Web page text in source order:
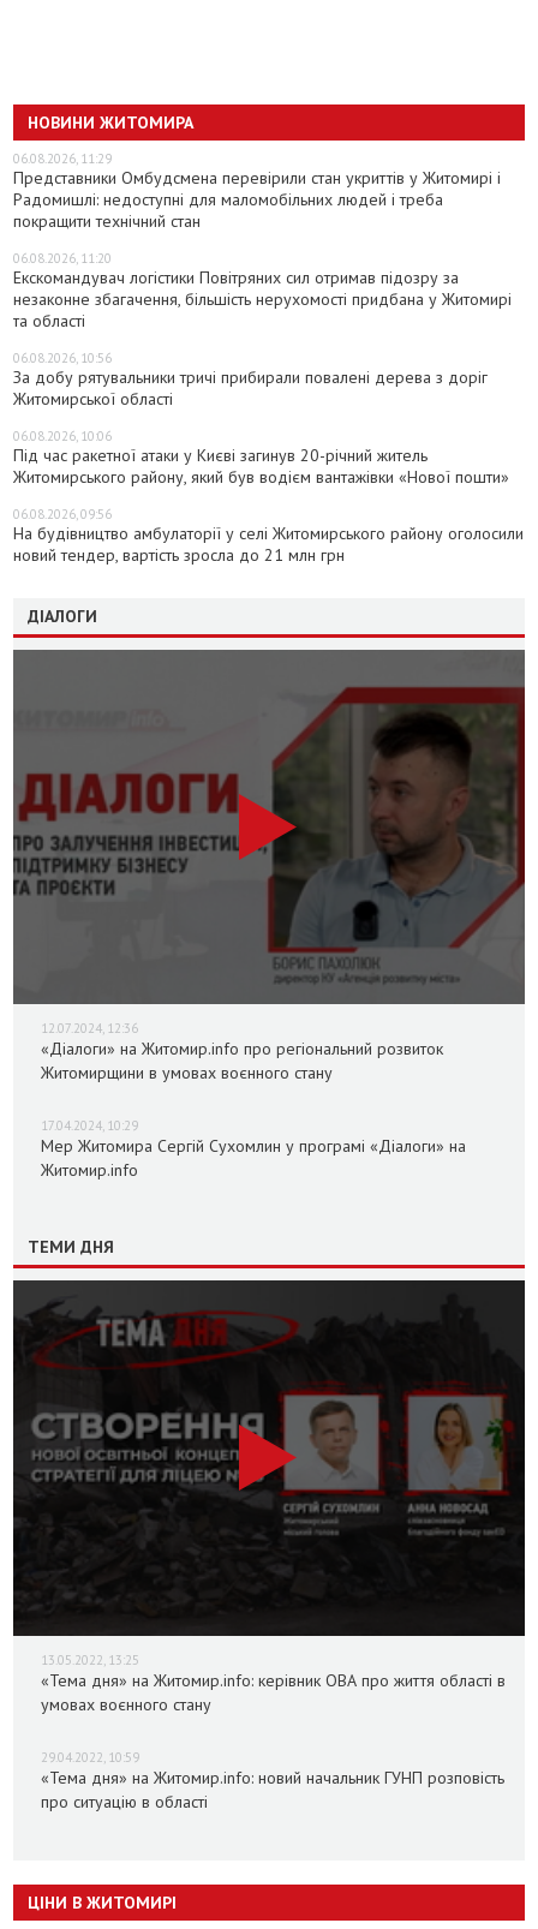
НОВИНИ ЖИТОМИРА
06.08.2026, 11:29
Представники Омбудсмена перевірили стан укриттів у Житомирі і
Радомишлі: недоступні для маломобільних людей і треба
покращити технічний стан
06.08.2026, 11:20
Екскомандувач логістики Повітряних сил отримав підозру за
незаконне збагачення, більшість нерухомості придбана у Житомирі
та області
06.08.2026, 10:56
За добу рятувальники тричі прибирали повалені дерева з доріг
Житомирської області
06.08.2026, 10:06
Під час ракетної атаки у Києві загинув 20-річний житель
Житомирського району, який був водієм вантажівки «Нової пошти»
06.08.2026, 09:56
На будівництво амбулаторії у селі Житомирського району оголосили
новий тендер, вартість зросла до 21 млн грн
ДІАЛОГИ
12.07.2024, 12:36
«Діалоги» на Житомир.info про регіональний розвиток
Житомирщини в умовах воєнного стану
17.04.2024, 10:29
Мер Житомира Сергій Сухомлин у програмі «Діалоги» на
Житомир.info
ТЕМИ ДНЯ
13.05.2022, 13:25
«Тема дня» на Житомир.info: керівник ОВА про життя області в
умовах воєнного стану
29.04.2022, 10:59
«Тема дня» на Житомир.info: новий начальник ГУНП розповість
про ситуацію в області
ЦІНИ В ЖИТОМИРІ